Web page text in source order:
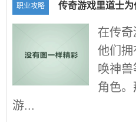
职业攻略 传奇游戏里道士
在传
他们拥
唤神
角色
游...